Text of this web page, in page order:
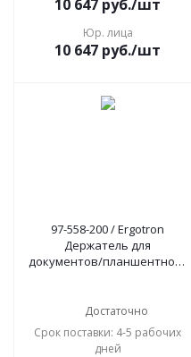
10 647 руб./шт
Юр. лица
10 647 руб./шт
97-558-200 / Ergotron
Держатель для
документов/планшентного
Достаточно
Срок поставки: 4-5 рабочих
дней